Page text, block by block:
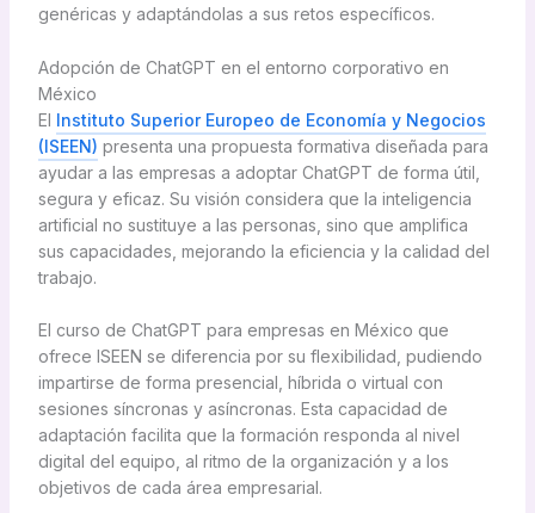
genéricas y adaptándolas a sus retos específicos.
Adopción de ChatGPT en el entorno corporativo en
México
El Instituto Superior Europeo de Economía y Negocios
(ISEEN) presenta una propuesta formativa diseñada para
ayudar a las empresas a adoptar ChatGPT de forma útil,
segura y eficaz. Su visión considera que la inteligencia
artificial no sustituye a las personas, sino que amplifica
sus capacidades, mejorando la eficiencia y la calidad del
trabajo.
El curso de ChatGPT para empresas en México que
ofrece ISEEN se diferencia por su flexibilidad, pudiendo
impartirse de forma presencial, híbrida o virtual con
sesiones síncronas y asíncronas. Esta capacidad de
adaptación facilita que la formación responda al nivel
digital del equipo, al ritmo de la organización y a los
objetivos de cada área empresarial.